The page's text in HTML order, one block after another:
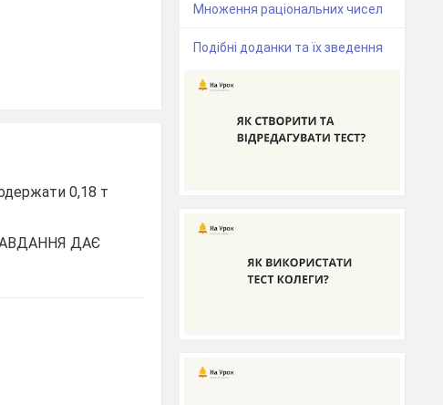
0,18 т
ДАЄ
Множення раціональних чисел
Подібні доданки та їх зведення